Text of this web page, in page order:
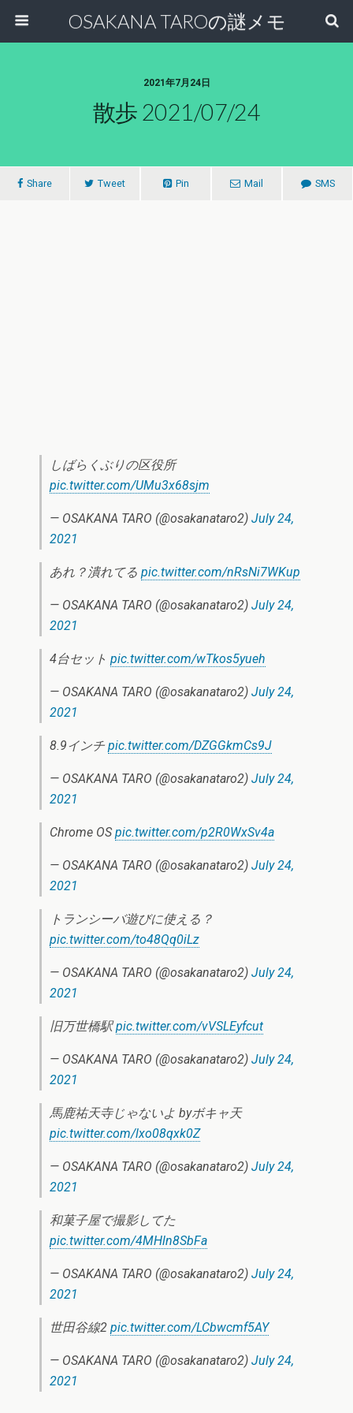
OSAKANA TAROの謎メモ
2021年7月24日
散歩 2021/07/24
Share Tweet Pin Mail SMS
しばらくぶりの区役所
pic.twitter.com/UMu3x68sjm
— OSAKANA TARO (@osakanataro2) July 24,
2021
あれ？潰れてる pic.twitter.com/nRsNi7WKup
— OSAKANA TARO (@osakanataro2) July 24,
2021
4台セット pic.twitter.com/wTkos5yueh
— OSAKANA TARO (@osakanataro2) July 24,
2021
8.9インチ pic.twitter.com/DZGGkmCs9J
— OSAKANA TARO (@osakanataro2) July 24,
2021
Chrome OS pic.twitter.com/p2R0WxSv4a
— OSAKANA TARO (@osakanataro2) July 24,
2021
トランシーバ遊びに使える？
pic.twitter.com/to48Qq0iLz
— OSAKANA TARO (@osakanataro2) July 24,
2021
旧万世橋駅pic.twitter.com/vVSLEyfcut
— OSAKANA TARO (@osakanataro2) July 24,
2021
馬鹿祐天寺じゃないよ byボキャ天
pic.twitter.com/lxo08qxk0Z
— OSAKANA TARO (@osakanataro2) July 24,
2021
和菓子屋で撮影してた
pic.twitter.com/4MHln8SbFa
— OSAKANA TARO (@osakanataro2) July 24,
2021
世田谷線2 pic.twitter.com/LCbwcmf5AY
— OSAKANA TARO (@osakanataro2) July 24,
2021